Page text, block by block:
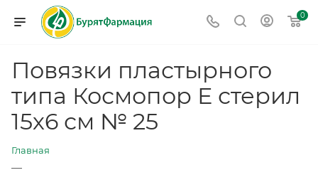
0
Повязки пластырного
типа Космопор Е стерил
15х6 см № 25
Главная
—